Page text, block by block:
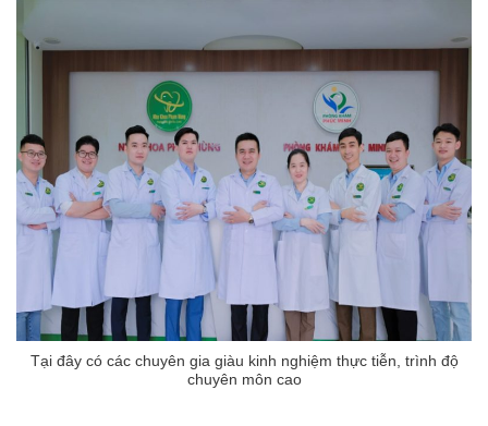
Tại đây có các chuyên gia giàu kinh nghiệm thực tiễn, trình độ
chuyên môn cao